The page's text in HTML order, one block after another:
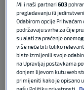
VodstvoLas
igračReal Madrida
slomioSeand
Taj gol iskusnog
Munozu 69.
Malagujer u
Mi i naši partneri603
pregledavanju ili
Odabirom opcije
podržavaju svrhe za čije
su alati za praćenje
više neće biti toliko
biste izmijenili svoje
na Upravljaj postavkama
donjem lijevom kutu web
primijeniti kako je opisano
našu Politiku privatnosti.